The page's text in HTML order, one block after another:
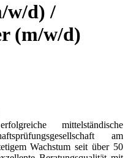
w/d) /
(m/w/d)
mittelständische
am
Wachstum seit über 50